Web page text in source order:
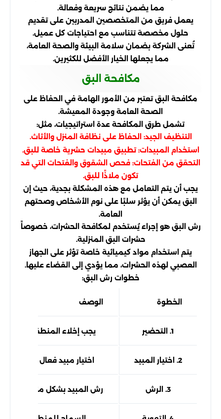
مما يضمن نتائج سريعة وفعالة.
يعمل فريق من المتخصصين المدربين على تقديم
حلول مخصصة تتناسب مع احتياجات كل عميل.
تُعنى الشركة بضمان سلامة البيئة والصحة العامة،
مما يجعلها الخيار الأفضل للكثيرين.
مكافحة البق
مكافحة البق تعتبر من الأمور الهامة في الحفاظ على
الصحة العامة وجودة المعيشة.
تشمل طرق المكافحة عدة استراتيجيات، مثل:
التنظيف الجيد: الحفاظ على نظافة المنزل والأثاث.
استخدام المبيدات: تطبيق مبيدات حشرية خاصة للبق.
التحقق من الفتحات: فحص الشقوق والفتحات التي قد
تكون ملاذًا للبق.
يجب أن يتم التعامل مع هذه المشكلة بجدية، حيث إن
البق يمكن أن يؤثر سلبًا على نوم الأشخاص وصحتهم
العامة.
رش البق هو إجراء يُستخدم لمكافحة الحشرات، خصوصاً
حشرات البق المنزلية.
يتم استخدام مواد كيميائية خاصة تؤثر على الجهاز
العصبي لهذه الحشرات، مما يؤدي إلى القضاء عليها.
خطوات رش البق:
الخطوة الوصف
1. التحضير يجب إخلاء المنطقة
2. اختيار المبيد اختيار مبيد فعال وآمن
3. الرش رش المبيد بشكل متساوٍ على